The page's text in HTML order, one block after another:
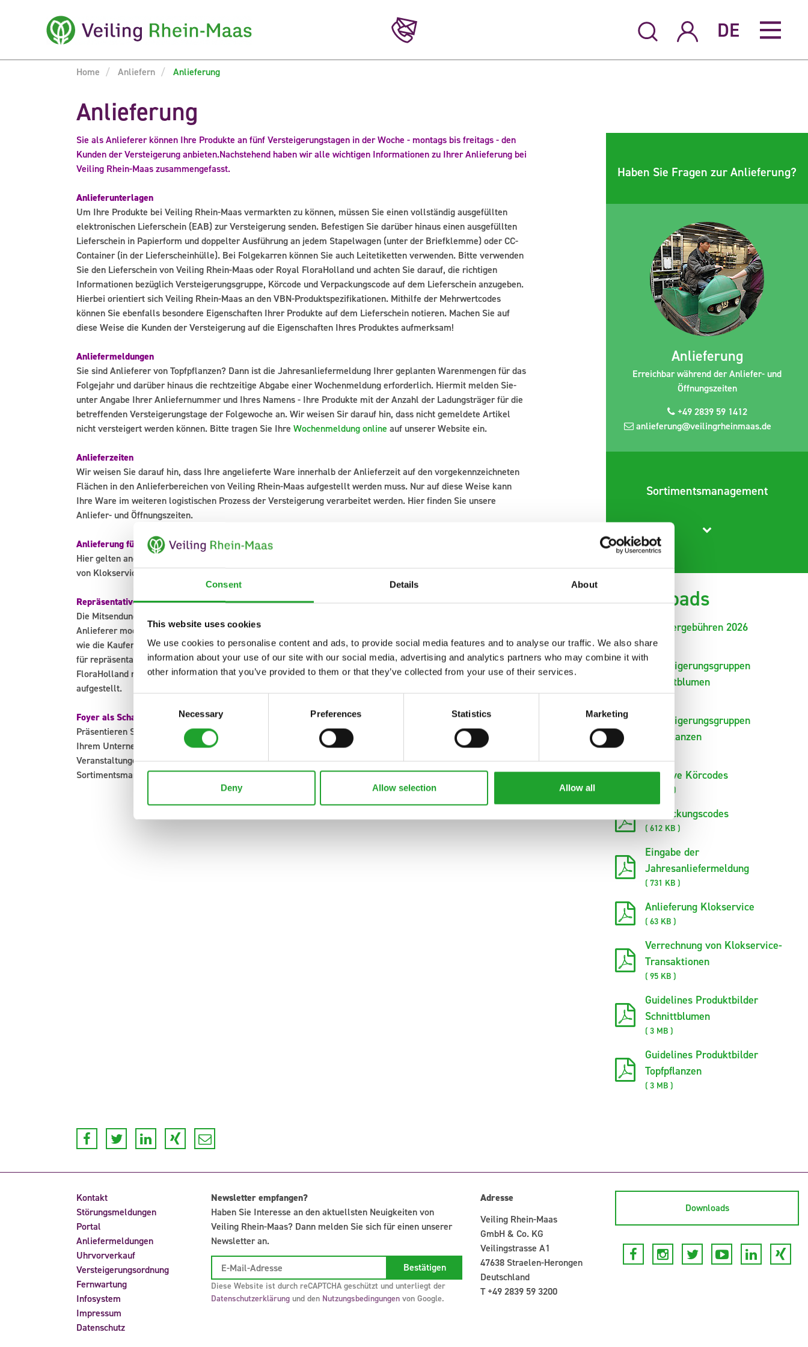
Consent Details About
This website uses cookies
We use cookies to personalise content and ads, to provide social media features and to analyse our traffic. We also share
information about your use of our site with our social media, advertising and analytics partners who may combine it with
other information that you’ve provided to them or that they’ve collected from your use of their services.
Selection
Necessary Preferences Statistics Marketing
Deny Allow selection Allow all
DE
Home Anliefern Anlieferung
Anlieferung
Sie als Anlieferer können Ihre Produkte an fünf Versteigerungstagen in der Woche - montags bis freitags - den
Kunden der Versteigerung anbieten.Nachstehend haben wir alle wichtigen Informationen zu Ihrer Anlieferung bei
Veiling Rhein-Maas zusammengefasst.
Anlieferunterlagen
Um Ihre Produkte bei Veiling Rhein-Maas vermarkten zu können, müssen Sie einen vollständig ausgefüllten
elektronischen Lieferschein (EAB) zur Versteigerung senden. Befestigen Sie darüber hinaus einen ausgefüllten
Lieferschein in Papierform und doppelter Ausführung an jedem Stapelwagen (unter der Briefklemme) oder CC-
Container (in der Lieferscheinhülle). Bei Folgekarren können Sie auch Leitetiketten verwenden. Bitte verwenden
Sie den Lieferschein von Veiling Rhein-Maas oder Royal FloraHolland und achten Sie darauf, die richtigen
Informationen bezüglich Versteigerungsgruppe, Körcode und Verpackungscode auf dem Lieferschein anzugeben.
Hierbei orientiert sich Veiling Rhein-Maas an den VBN-Produktspezifikationen. Mithilfe der Mehrwertcodes
können Sie ebenfalls besondere Eigenschaften Ihrer Produkte auf dem Lieferschein notieren. Machen Sie auf
diese Weise die Kunden der Versteigerung auf die Eigenschaften Ihres Produktes aufmerksam!
Anliefermeldungen
Sie sind Anlieferer von Topfpflanzen? Dann ist die Jahresanliefermeldung Ihrer geplanten Warenmengen für das
Folgejahr und darüber hinaus die rechtzeitige Abgabe einer Wochenmeldung erforderlich. Hiermit melden Sie-
unter Angabe Ihrer Anliefernummer und Ihres Namens - Ihre Produkte mit der Anzahl der Ladungsträger für die
betreffenden Versteigerungstage der Folgewoche an. Wir weisen Sir darauf hin, dass nicht gemeldete Artikel
nicht versteigert werden können. Bitte tragen Sie Ihre Wochenmeldung online auf unserer Website ein.
Anlieferzeiten
Wir weisen Sie darauf hin, dass Ihre angelieferte Ware innerhalb der Anlieferzeit auf den vorgekennzeichneten
Flächen in den Anlieferbereichen von Veiling Rhein-Maas aufgestellt werden muss. Nur auf diese Weise kann
Ihre Ware im weiteren logistischen Prozess der Versteigerung verarbeitet werden. Hier finden Sie unsere
Anliefer- und Öffnungszeiten.
Anlieferung für Klokservice
Hier gelten angepasste Anlieferungsvorschriften. Beachten Sie darüber hinaus die Arbeitsweise der Verrechnung
von Klokservice-Transaktionen.
Repräsentative Produktfotos
Die Mitsendung eines qualitativ hochwertigen Produktfotos fördert den Verkauf Ihrer Produkte. Nutzen Sie als
Anlieferer moderne Software-Anbieter, um Ihre Produktfotos ganz einfach hochzuladen. Weitere hilfreiche Tipps,
wie die Kaufentscheidung von Kunden der Versteigerung positiv beeinflusst werden kann, finden Sie im Handbuch
für repräsentative Produktfotos. Sie können ebenfalls die Bilddatenbank unserer Mutterorganisation Royal
FloraHolland nutzen. Wir haben eine ausführliche Beschreibung zur Nutzung der Bilddatenbank für Sie
aufgestellt.
Foyer als Schaufenster
Präsentieren Sie Ihre Produkte in unserem Foyer und überzeugen Sie die Kunden unseres Marktplatzes von
Ihrem Unternehmen! Darüber hinaus haben Sie auch die Möglichkeit, Ihre Produkte im Rahmen von
Veranstaltungen, z. B. „Rhein-Maas Next", zu promoten. Unsere Mitarbeiterinnen und Mitarbeiter des
Sortimentsmanagements beraten Sie gerne!
Haben Sie Fragen zur Anlieferung?
Anlieferung
Erreichbar während der Anliefer- und
Öffnungszeiten
+49 2839 59 1412
anlieferung@veilingrheinmaas.de
Sortimentsmanagement
Downloads
Anliefergebühren 2026
( 2 MB )
Versteigerungsgruppen
Schnittblumen
( 2 MB )
Versteigerungsgruppen
Topfpflanzen
Positive Körcodes
( 86 KB )
Verpackungscodes
( 612 KB )
Eingabe der
Jahresanliefermeldung
( 731 KB )
Anlieferung Klokservice
( 63 KB )
Verrechnung von Klokservice-
Transaktionen
( 95 KB )
Guidelines Produktbilder
Schnittblumen
( 3 MB )
Guidelines Produktbilder
Topfpflanzen
( 3 MB )
Kontakt
Störungsmeldungen
Portal
Anliefermeldungen
Uhrvorverkauf
Versteigerungsordnung
Fernwartung
Infosystem
Impressum
Datenschutz
Newsletter empfangen?
Haben Sie Interesse an den aktuellsten Neuigkeiten von
Veiling Rhein-Maas? Dann melden Sie sich für einen unserer
Newsletter an.
Diese Website ist durch reCAPTCHA geschützt und unterliegt der
Datenschutzerklärung und den Nutzungsbedingungen von Google.
Adresse
Veiling Rhein-Maas
GmbH & Co. KG
Veilingstrasse A1
47638 Straelen-Herongen
Deutschland
T +49 2839 59 3200
Downloads